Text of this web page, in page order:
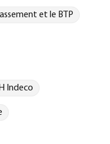
et le BTP
Indeco